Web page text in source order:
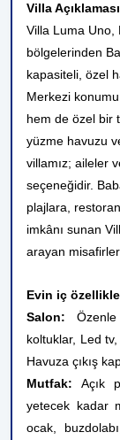
Villa Açıklaması
Villa Luma Uno,
bölgelerinden
kapasiteli, özel
Merkezi
hem de özel bir
yüzme havuzu
villamız; aileler
seçeneğidir.
plajlara,
imkânı sunan
arayan
Evin iç
Salon:
koltuklar, Led tv,
Havuza çıkış
Mutfak: Açık
yetecek kadar
ocak,